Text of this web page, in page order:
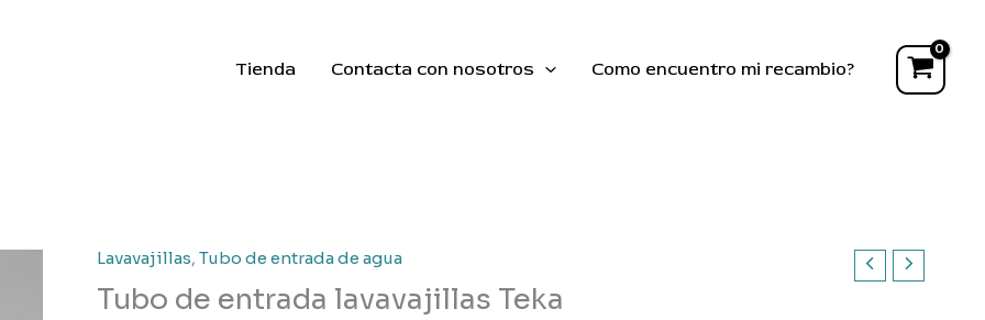
Tienda Contacta con nosotros Como encuentro mi recambio?
Lavavajillas,Tubo de entrada de agua
Tubo de entrada lavavajillas Teka
Teka